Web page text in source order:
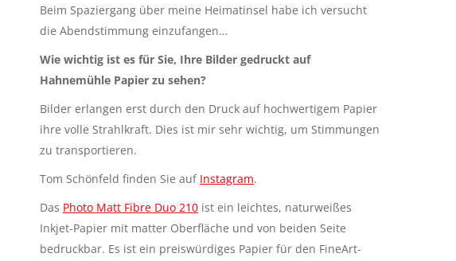
Beim Spaziergang über meine Heimatinsel habe ich versucht
die Abendstimmung einzufangen…
Wie wichtig ist es für Sie, Ihre Bilder gedruckt auf
Hahnemühle Papier zu sehen?
Bilder erlangen erst durch den Druck auf hochwertigem Papier
ihre volle Strahlkraft. Dies ist mir sehr wichtig, um Stimmungen
zu transportieren.
Tom Schönfeld finden Sie auf Instagram.
Das Photo Matt Fibre Duo 210 ist ein leichtes, naturweißes
Inkjet-Papier mit matter Oberfläche und von beiden Seite
bedruckbar. Es ist ein preiswürdiges Papier für den FineArt-